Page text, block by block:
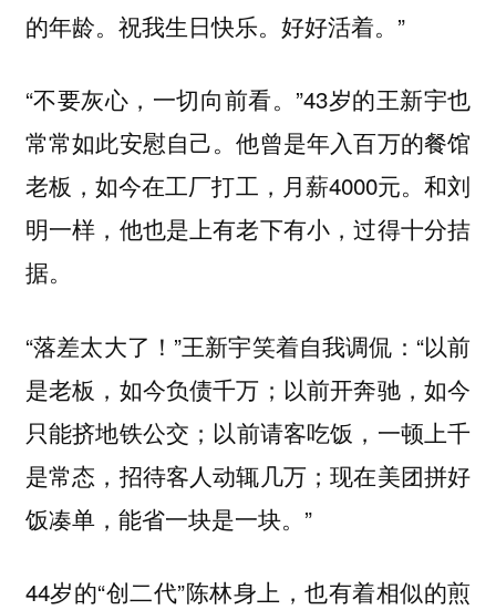
的年龄。祝我生日快乐。好好活着。”
“不要灰心，一切向前看。”43岁的王新宇也
常常如此安慰自己。他曾是年入百万的餐馆
老板，如今在工厂打工，月薪4000元。和刘
明一样，他也是上有老下有小，过得十分拮
据。
“落差太大了！”王新宇笑着自我调侃：“以前
是老板，如今负债千万；以前开奔驰，如今
只能挤地铁公交；以前请客吃饭，一顿上千
是常态，招待客人动辄几万；现在美团拼好
饭凑单，能省一块是一块。”
44岁的“创二代”陈林身上，也有着相似的煎